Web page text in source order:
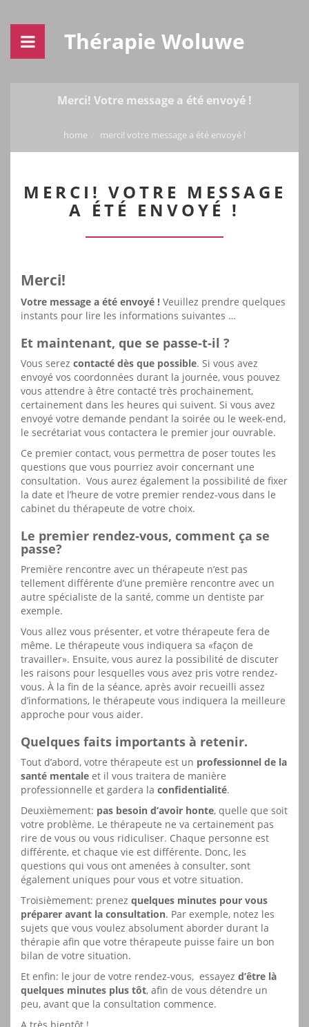
Thérapie Woluwe
Merci! Votre message a été envoyé !
home merci! votre message a été envoyé !
MERCI! VOTRE MESSAGE
A ÉTÉ ENVOYÉ !
Merci!
Votre message a été envoyé ! Veuillez prendre quelques
instants pour lire les informations suivantes …
Et maintenant, que se passe-t-il ?
Vous serez contacté dès que possible. Si vous avez
envoyé vos coordonnées durant la journée, vous pouvez
vous attendre à être contacté très prochainement,
certainement dans les heures qui suivent. Si vous avez
envoyé votre demande pendant la soirée ou le week-end,
le secrétariat vous contactera le premier jour ouvrable.
Ce premier contact, vous permettra de poser toutes les
questions que vous pourriez avoir concernant une
consultation. Vous aurez également la possibilité de fixer
la date et l’heure de votre premier rendez-vous dans le
cabinet du thérapeute de votre choix.
Le premier rendez-vous, comment ça se
passe?
Première rencontre avec un thérapeute n’est pas
tellement différente d’une première rencontre avec un
autre spécialiste de la santé, comme un dentiste par
exemple.
Vous allez vous présenter, et votre thérapeute fera de
même. Le thérapeute vous indiquera sa «façon de
travailler». Ensuite, vous aurez la possibilité de discuter
les raisons pour lesquelles vous avez pris votre rendez-
vous. À la fin de la séance, après avoir recueilli assez
d’informations, le thérapeute vous indiquera la meilleure
approche pour vous aider.
Quelques faits importants à retenir.
Tout d’abord, votre thérapeute est un professionnel de la
santé mentale et il vous traitera de manière
professionnelle et gardera la confidentialité.
Deuxièmement: pas besoin d’avoir honte, quelle que soit
votre problème. Le thérapeute ne va certainement pas
rire de vous ou vous ridiculiser. Chaque personne est
différente, et chaque vie est différente. Donc, les
questions qui vous ont amenées à consulter, sont
également uniques pour vous et votre situation.
Troisièmement: prenez quelques minutes pour vous
préparer avant la consultation. Par exemple, notez les
sujets que vous voulez absolument aborder durant la
thérapie afin que votre thérapeute puisse faire un bon
bilan de votre situation.
Et enfin: le jour de votre rendez-vous, essayez d’être là
quelques minutes plus tôt, afin de vous détendre un
peu, avant que la consultation commence.